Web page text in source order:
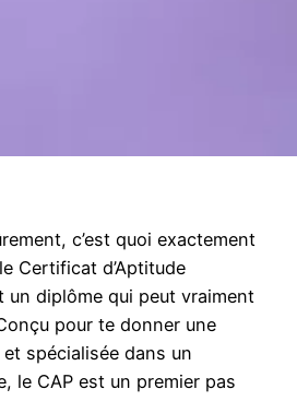
c’est quoi exactement
Certificat d’Aptitude
un diplôme qui peut vraiment
pour te donner une
spécialisée dans un
le CAP est un premier pas